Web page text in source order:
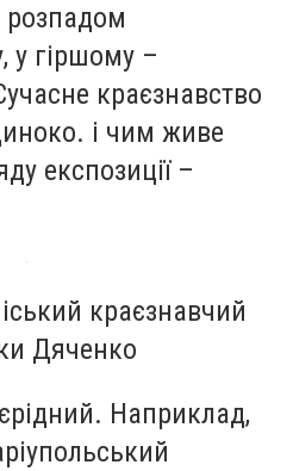
у гіршому –
краєзнавство
і чим живе
експозиції –
краєзнавчий
Дяченко
Наприклад,